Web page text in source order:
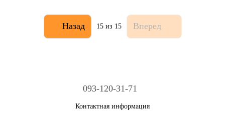
Назад 15из 15 Вперед
093-120-31-71
Контактная информация